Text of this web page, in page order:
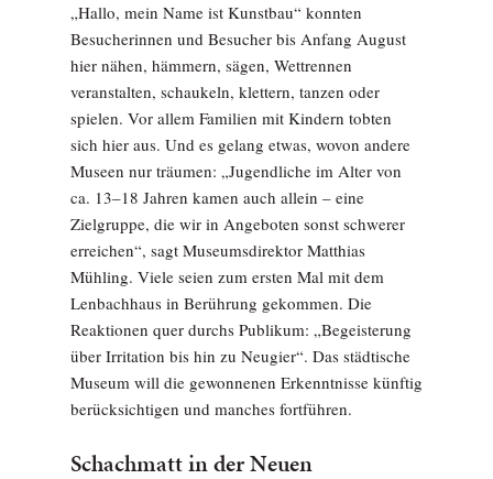
„Hallo, mein Name ist Kunstbau“ konnten
Besucherinnen und Besucher bis Anfang August
hier nähen, hämmern, sägen, Wettrennen
veranstalten, schaukeln, klettern, tanzen oder
spielen. Vor allem Familien mit Kindern tobten
sich hier aus. Und es gelang etwas, wovon andere
Museen nur träumen: „Jugendliche im Alter von
ca. 13–18 Jahren kamen auch allein – eine
Zielgruppe, die wir in Angeboten sonst schwerer
erreichen“, sagt Museumsdirektor Matthias
Mühling. Viele seien zum ersten Mal mit dem
Lenbachhaus in Berührung gekommen. Die
Reaktionen quer durchs Publikum: „Begeisterung
über Irritation bis hin zu Neugier“. Das städtische
Museum will die gewonnenen Erkenntnisse künftig
berücksichtigen und manches fortführen.
Schachmatt in der Neuen